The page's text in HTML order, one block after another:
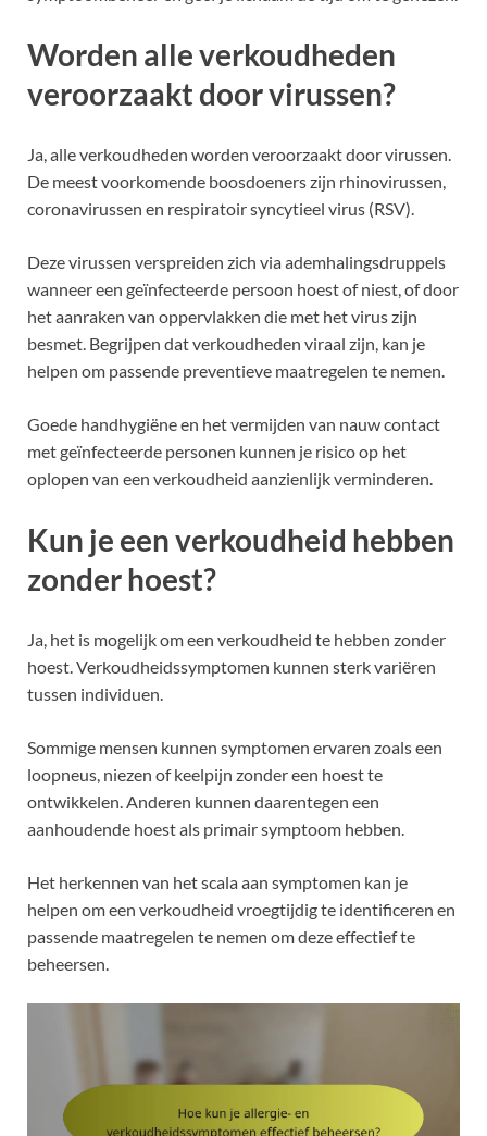
Worden alle verkoudheden
veroorzaakt door virussen?
Ja, alle verkoudheden worden veroorzaakt door virussen.
De meest voorkomende boosdoeners zijn rhinovirussen,
coronavirussen en respiratoir syncytieel virus (RSV).
Deze virussen verspreiden zich via ademhalingsdruppels
wanneer een geïnfecteerde persoon hoest of niest, of door
het aanraken van oppervlakken die met het virus zijn
besmet. Begrijpen dat verkoudheden viraal zijn, kan je
helpen om passende preventieve maatregelen te nemen.
Goede handhygiëne en het vermijden van nauw contact
met geïnfecteerde personen kunnen je risico op het
oplopen van een verkoudheid aanzienlijk verminderen.
Kun je een verkoudheid hebben
zonder hoest?
Ja, het is mogelijk om een verkoudheid te hebben zonder
hoest. Verkoudheidssymptomen kunnen sterk variëren
tussen individuen.
Sommige mensen kunnen symptomen ervaren zoals een
loopneus, niezen of keelpijn zonder een hoest te
ontwikkelen. Anderen kunnen daarentegen een
aanhoudende hoest als primair symptoom hebben.
Het herkennen van het scala aan symptomen kan je
helpen om een verkoudheid vroegtijdig te identificeren en
passende maatregelen te nemen om deze effectief te
beheersen.